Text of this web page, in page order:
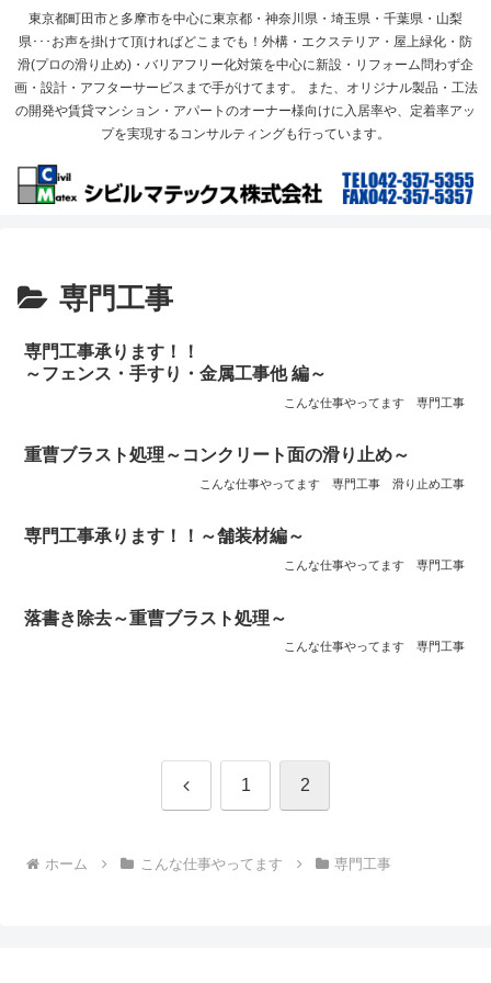
東京都町田市と多摩市を中心に東京都・神奈川県・埼玉県・千葉県・山梨
県･･･お声を掛けて頂ければどこまでも！外構・エクステリア・屋上緑化・防
滑(プロの滑り止め)・バリアフリー化対策を中心に新設・リフォーム問わず企
画・設計・アフターサービスまで手がけてます。 また、オリジナル製品・工法
の開発や賃貸マンション・アパートのオーナー様向けに入居率や、定着率アッ
プを実現するコンサルティングも行っています。
専門工事
専門工事承ります！！
～フェンス・手すり・金属工事他 編～
こんな仕事やってます 専門工事
重曹ブラスト処理～コンクリート面の滑り止め～
こんな仕事やってます 専門工事 滑り止め工事
専門工事承ります！！～舗装材編～
こんな仕事やってます 専門工事
落書き除去～重曹ブラスト処理～
こんな仕事やってます 専門工事
前 1 2
ホーム こんな仕事やってます 専門工事